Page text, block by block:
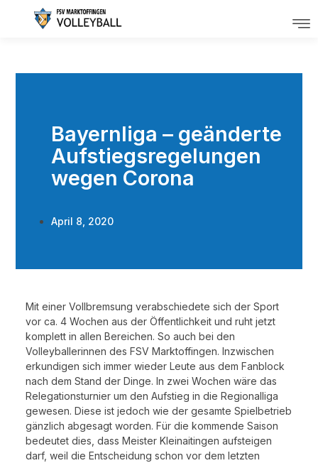
Bayernliga – geänderte
Aufstiegsregelungen
wegen Corona
April 8, 2020
Mit einer Vollbremsung verabschiedete sich der Sport
vor ca. 4 Wochen aus der Öffentlichkeit und ruht jetzt
komplett in allen Bereichen. So auch bei den
Volleyballerinnen des FSV Marktoffingen. Inzwischen
erkundigen sich immer wieder Leute aus dem Fanblock
nach dem Stand der Dinge. In zwei Wochen wäre das
Relegationsturnier um den Aufstieg in die Regionalliga
gewesen. Diese ist jedoch wie der gesamte Spielbetrieb
gänzlich abgesagt worden. Für die kommende Saison
bedeutet dies, dass Meister Kleinaitingen aufsteigen
darf, weil die Entscheidung schon vor dem letzten